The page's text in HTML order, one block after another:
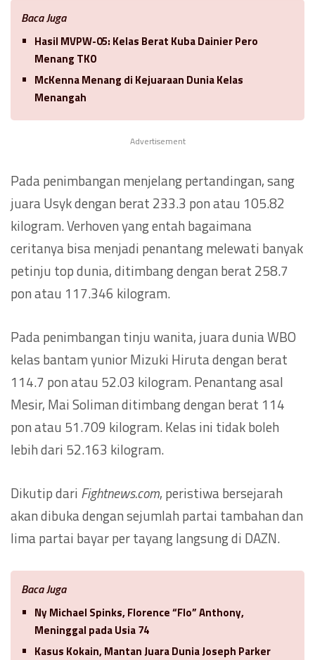
Baca Juga
Hasil MVPW-05: Kelas Berat Kuba Dainier Pero
Menang TKO
McKenna Menang di Kejuaraan Dunia Kelas
Menangah
Advertisement
Pada penimbangan menjelang pertandingan, sang
juara Usyk dengan berat 233.3 pon atau 105.82
kilogram. Verhoven yang entah bagaimana
ceritanya bisa menjadi penantang melewati banyak
petinju top dunia, ditimbang dengan berat 258.7
pon atau 117.346 kilogram.
Pada penimbangan tinju wanita, juara dunia WBO
kelas bantam yunior Mizuki Hiruta dengan berat
114.7 pon atau 52.03 kilogram. Penantang asal
Mesir, Mai Soliman ditimbang dengan berat 114
pon atau 51.709 kilogram. Kelas ini tidak boleh
lebih dari 52.163 kilogram.
Dikutip dari Fightnews.com, peristiwa bersejarah
akan dibuka dengan sejumlah partai tambahan dan
lima partai bayar per tayang langsung di DAZN.
Baca Juga
Ny Michael Spinks, Florence “Flo” Anthony,
Meninggal pada Usia 74
Kasus Kokain, Mantan Juara Dunia Joseph Parker